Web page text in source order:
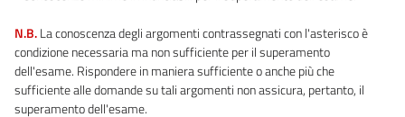
N.B.La conoscenza degli argomenti contrassegnati con l'asterisco è
condizione necessaria ma non sufficiente per il superamento
dell'esame. Rispondere in maniera sufficiente o anche più che
sufficiente alle domande su tali argomenti non assicura, pertanto, il
superamento dell'esame.